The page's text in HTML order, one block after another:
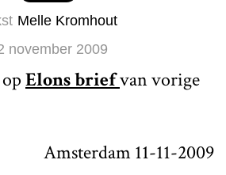
Melle Kromhout
november 2009
Elons briefvan vorige
Amsterdam 11-11-2009